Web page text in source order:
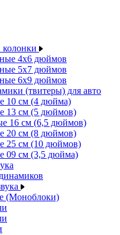
4x6 дюймов
5x7 дюймов
6x9 дюймов
(твитеры) для авто
10 см (4 дюйма)
13 см (5 дюймов)
16 см (6,5 дюймов)
20 см (8 дюймов)
25 см (10 дюймов)
09 см (3,5 дюйма)
(Моноблоки)